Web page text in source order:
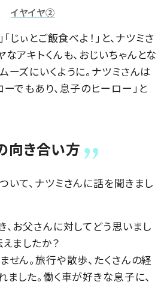
イヤイヤ②
「じぃとご飯食べよ！」と、ナツミさ
アキトくんも、おじいちゃんとな
ーズにいくように。ナツミさんは
ーでもあり、息子のヒーロー」と
向き合い方
いて、ナツミさんに話を聞きまし
、お父さんに対してどう思いまし
ましたか？
せん。旅行や散歩、たくさんの経
した。働く車が好きな息子に、